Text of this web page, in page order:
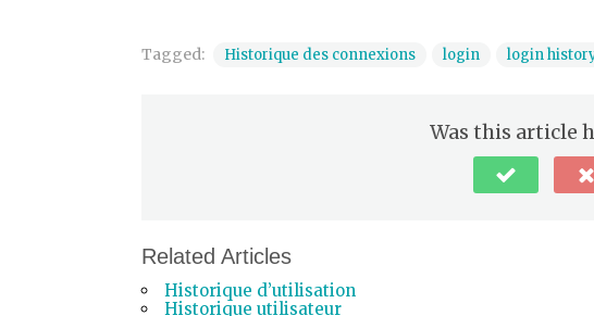
Tagged: Historique des connexions login login
Was this article
Related Articles
Historique d’utilisation
Historique utilisateur